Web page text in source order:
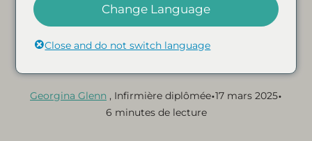
Le L-Glutathion peut-il
améliorer votre système
Georgina Glenn , Infirmière diplômée•17 mars 2025•
6 minutes de lecture
Change Language
Close and do not switch language